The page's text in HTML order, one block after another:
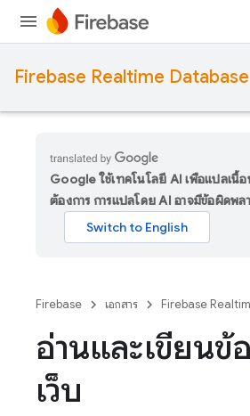
Firebase Realtime Database
Google ใช้เทคโนโลยี AI เพื่อแปลเนื้
ต้องการ การแปลโดย AI อาจมีข้อผิดพล
Firebase เอกสาร Firebase
อ่านและเขียน
เว็บ